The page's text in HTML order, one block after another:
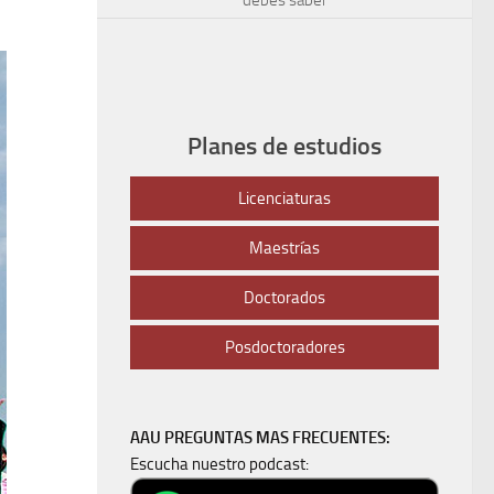
Planes de estudios
Licenciaturas
Maestrías
Doctorados
Posdoctoradores
AAU PREGUNTAS MAS FRECUENTES:
Escucha nuestro podcast: